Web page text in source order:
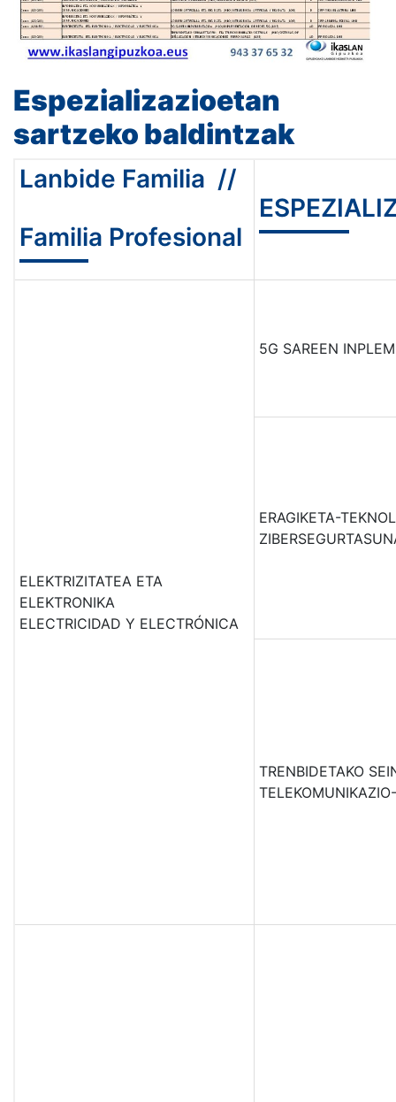
Espezializazioetan
sartzeko baldintzak
Lanbide Familia //
Familia Profesional
ELEKTRIZITATEA ETA
ELEKTRONIKA
ELECTRICIDAD Y ELECTRÓNICA
5G SAREEN
ERAGIKETA-
TRENBIDETAKO